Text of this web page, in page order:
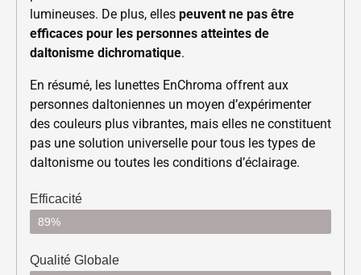
lumineuses. De plus, elles peuvent ne pas être
efficaces pour les personnes atteintes de
daltonisme dichromatique.
En résumé, les lunettes EnChroma offrent aux
personnes daltoniennes un moyen d’expérimenter
des couleurs plus vibrantes, mais elles ne constituent
pas une solution universelle pour tous les types de
daltonisme ou toutes les conditions d’éclairage.
Efficacité
89%
Qualité Globale